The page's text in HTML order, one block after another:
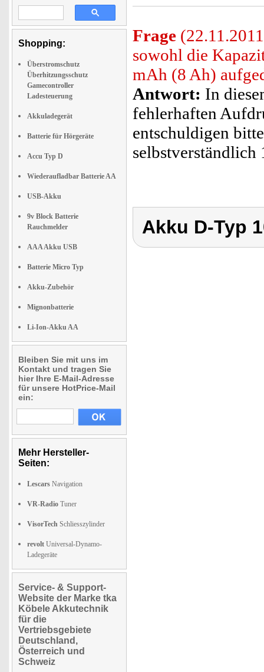
Shopping:
Überstromschutz
Überhitzungsschutz
Gamecontroller
Ladesteuerung
Akkuladegerät
Batterie für Hörgeräte
Accu Typ D
Wiederaufladbar Batterie AA
USB-Akku
9v Block Batterie
Rauchmelder
AAA Akku USB
Batterie Micro Typ
Akku-Zubehör
Mignonbatterie
Li-Ion-Akku AA
Bleiben Sie mit uns im
Kontakt und tragen Sie
hier Ihre E-Mail-Adresse
für unsere HotPrice-Mail
ein:
Mehr Hersteller-
Seiten:
Lescars Navigation
VR-Radio Tuner
VisorTech Schliesszylinder
revolt Universal-Dynamo-
Ladegeräte
Service- & Support-
Website der Marke tka
Köbele Akkutechnik
für die
Vertriebsgebiete
Deutschland,
Österreich und
Schweiz
Frage
sowohl die
mAh (8 Ah)
Antwort: In
fehlerhaften
entschuldigen
selbstverständlich
Akku D-Typ